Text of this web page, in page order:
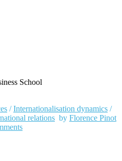
School
/Internationalisation dynamics /
relations by Florence Pinot